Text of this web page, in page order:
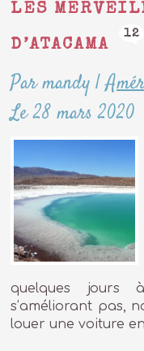
LES
D’ATACAMA
12
Par mandy |
Le 28 mars 2020
quelques jours
s’améliorant pas,
louer une voiture